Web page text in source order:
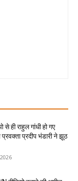
ही राहुल गांधी हो गए
प्रवक्ता प्रदीप भंडारी ने झूठ